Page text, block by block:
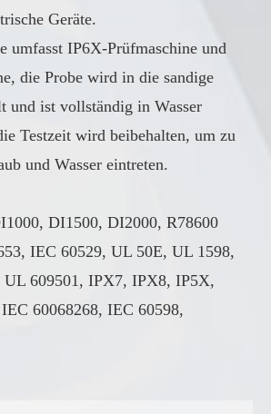
Geräte.
umfasst IP6X-Prüfmaschine und
die Probe wird in die sandige
und ist vollständig in Wasser
Testzeit wird beibehalten, um zu
und Wasser eintreten.
DI1500, DI2000, R78600
IEC 60529, UL 50E, UL 1598,
609501, IPX7, IPX8, IP5X,
60068268, IEC 60598,